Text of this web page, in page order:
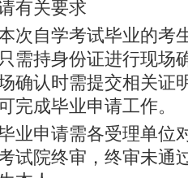
有关要求
自学考试毕业的考
需持身份证进行现场
确认时需提交相关证
完成毕业申请工作。
申请需各受理单位
试院终审，终审未通